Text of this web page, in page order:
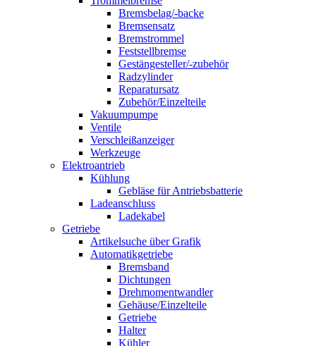
Bremsbelag/-backe
Bremsensatz
Bremstrommel
Feststellbremse
Gestängesteller/-zubehör
Radzylinder
Reparatursatz
Zubehör/Einzelteile
Vakuumpumpe
Ventile
Verschleißanzeiger
Werkzeuge
Elektroantrieb
Kühlung
Gebläse für Antriebsbatterie
Ladeanschluss
Ladekabel
Getriebe
Artikelsuche über Grafik
Automatikgetriebe
Bremsband
Dichtungen
Drehmomentwandler
Gehäuse/Einzelteile
Getriebe
Halter
Kühler